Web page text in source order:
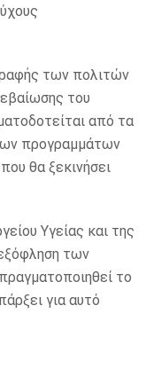
των πολιτών
του
από τα
προγραμμάτων
θα ξεκινήσει
Υγείας και της
των
το
για αυτό